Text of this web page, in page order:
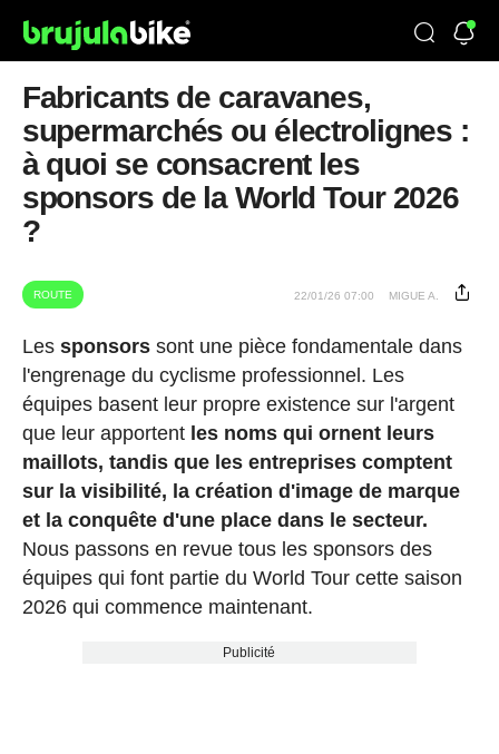
Fabricants de caravanes,
supermarchés ou électrolignes :
à quoi se consacrent les
sponsors de la World Tour 2026
?
ROUTE 22/01/26 07:00 MIGUE A.
Les sponsorssont une pièce fondamentale dans
l'engrenage du cyclisme professionnel. Les
équipes basent leur propre existence sur l'argent
que leur apportent les noms qui ornent leurs
maillots, tandis que les entreprises comptent
sur la visibilité, la création d'image de marque
et la conquête d'une place dans le secteur.
Nous passons en revue tous les sponsors des
équipes qui font partie du World Tour cette saison
2026 qui commence maintenant.
Publicité